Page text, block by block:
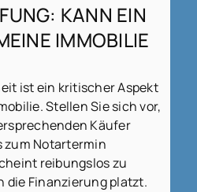
KANN EIN
IMMOBILIE
ist ein kritischer Aspekt
Stellen Sie sich vor,
Käufer
zum Notartermin
reibungslos zu
die Finanzierung platzt.